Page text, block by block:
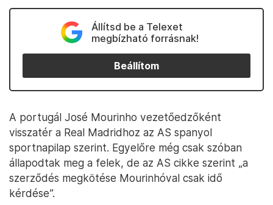
Állítsd be a Telexet
megbízható forrásnak!
Beállítom
A portugál José Mourinho vezetőedzőként
visszatér a Real Madridhoz az AS spanyol
sportnapilap szerint. Egyelőre még csak szóban
állapodtak meg a felek, de az AS cikke szerint „a
szerződés megkötése Mourinhóval csak idő
kérdése”.